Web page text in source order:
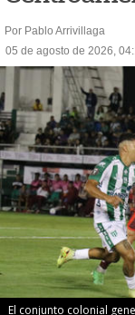
Por Pablo Arrivillaga
05 de agosto de 2026,
El conjunto colonial